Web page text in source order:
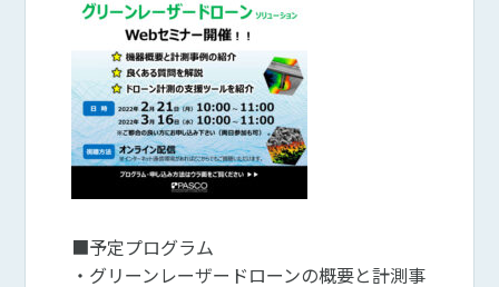
■予定プログラム
・グリーンレーザードローンの概要と計測事